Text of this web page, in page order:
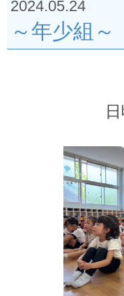
2024.05.24
～年少組～